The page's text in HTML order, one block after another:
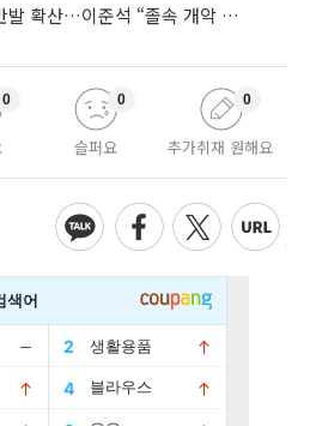
野, ‘보완수사권 폐지’ 반발 확산…이준석 “졸속 개악 입법”
0
슬퍼요
0
추가취재 원해요
0